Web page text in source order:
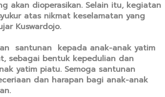
akan dioperasikan. Selain itu, kegiatan
atas nikmat keselamatan yang
Kuswardojo.
santunan kepada anak-anak yatim
sebagai bentuk kepedulian dan
yatim piatu. Semoga santunan
dan harapan bagi anak-anak